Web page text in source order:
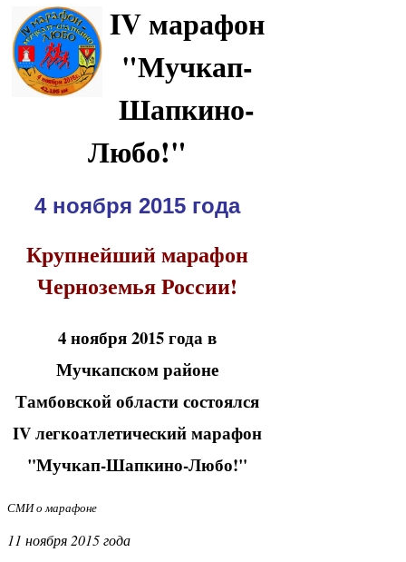
IV марафон
"Мучкап-
Шапкино-
Любо!"
4 ноября 2015 года
Крупнейший марафон
Черноземья России!
4 ноября 2015 года в
Мучкапском районе
Тамбовской области состоялся
IV легкоатлетический марафон
"Мучкап-Шапкино-Любо!"
СМИ о марафоне
11 ноября 2015 года